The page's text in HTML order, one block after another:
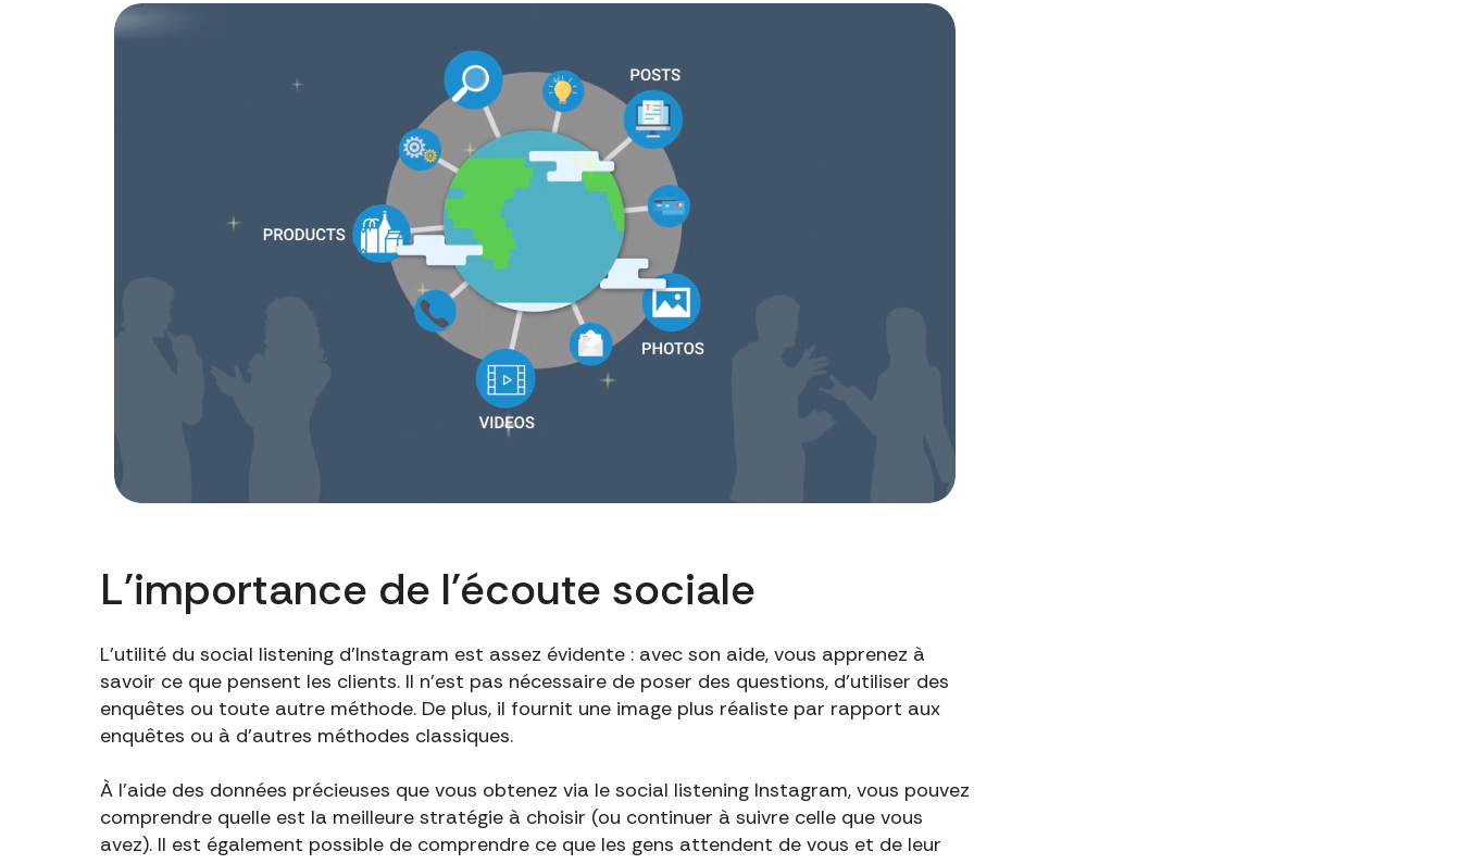
L'importance de l'écoute sociale
L'utilité du social listening d'Instagram est assez évidente : avec son aide, vous apprenez à
savoir ce que pensent les clients. Il n'est pas nécessaire de poser des questions, d'utiliser des
enquêtes ou toute autre méthode. De plus, il fournit une image plus réaliste par rapport aux
enquêtes ou à d'autres méthodes classiques.
À l'aide des données précieuses que vous obtenez via le social listening Instagram, vous pouvez
comprendre quelle est la meilleure stratégie à choisir (ou continuer à suivre celle que vous
avez). Il est également possible de comprendre ce que les gens attendent de vous et de leur